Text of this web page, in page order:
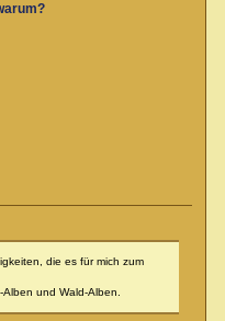
die es für mich zum
und Wald-Alben.